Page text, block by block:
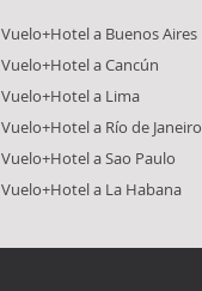
Vuelo+Hotel a Buenos Aires
Vuelo+Hotel a Cancún
Vuelo+Hotel a Lima
Vuelo+Hotel a Río de Janeiro
Vuelo+Hotel a Sao Paulo
Vuelo+Hotel a La Habana